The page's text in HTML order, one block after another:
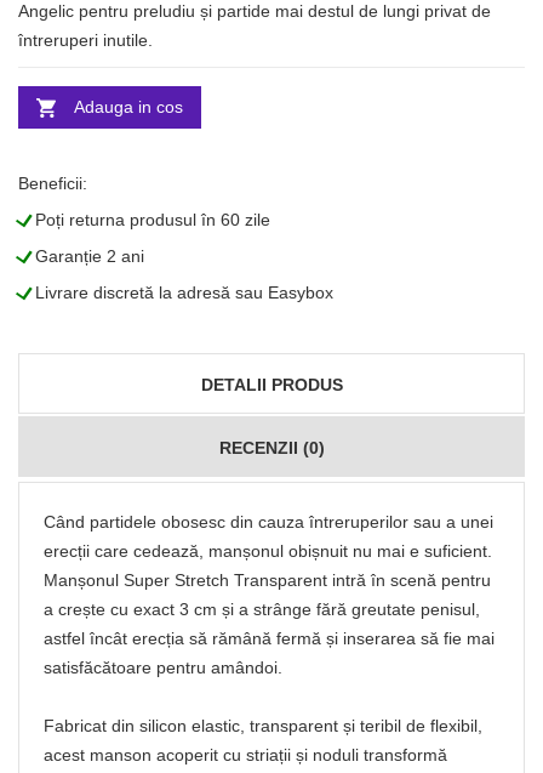
Angelic pentru preludiu și partide mai destul de lungi privat de
întreruperi inutile.
Adauga in cos
Beneficii:
LPoți returna produsul în 60 zile
LGaranție 2 ani
LLivrare discretă la adresă sau Easybox
DETALII PRODUS
RECENZII (0)
Când partidele obosesc din cauza întreruperilor sau a unei
erecții care cedează, manșonul obișnuit nu mai e suficient.
Manșonul Super Stretch Transparent intră în scenă pentru
a crește cu exact 3 cm și a strânge fără greutate penisul,
astfel încât erecția să rămână fermă și inserarea să fie mai
satisfăcătoare pentru amândoi.
Fabricat din silicon elastic, transparent și teribil de flexibil,
acest manson acoperit cu striații și noduli transformă